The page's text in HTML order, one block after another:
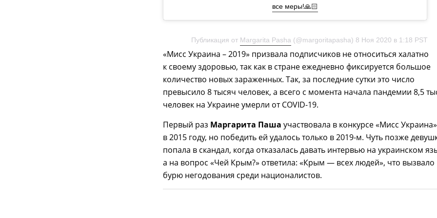
все меры!🙏🏻
Публикация от Margarita Pasha (@margoritapasha) 8 Ноя 2020 в 1:18 PST
«Мисс Украина – 2019» призвала подписчиков не относиться халатно
к своему здоровью, так как в стране ежедневно фиксируется большое
количество новых зараженных. Так, за последние сутки это число
превысило 8 тысяч человек, а всего с момента начала пандемии 8,5
человек на Украине умерли от COVID-19.
Первый раз Маргарита Паша участвовала в конкурсе «Мисс Украина»
в 2015 году, но победить ей удалось только в 2019-м. Чуть позже
попала в скандал, когда отказалась давать интервью на украинском
а на вопрос «Чей Крым?» ответила: «Крым — всех людей», что вызвало
бурю негодования среди националистов.